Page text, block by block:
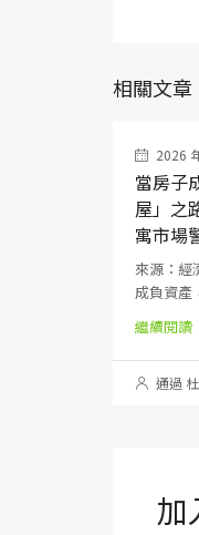
相關文章
2026
當房子
屋」之
寓市場
來源：經
成負資產
繼續閱讀
通過
加